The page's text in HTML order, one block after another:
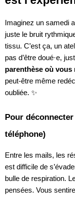
Imaginez un samedi
juste le bruit
tissu. C’est ça, un
pas d’être doué·e,
parenthèse où vous
peut-être même
oubliée. ✨
Pour
téléphone)
Entre les mails, les
est difficile de
bulle de respiration.
pensées. Vous